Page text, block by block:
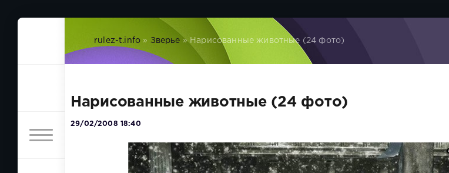
rulez-t.info » Зверье » Нарисованные животные (24 фото)
Нарисованные животные (24 фото)
29/02/2008 18:40